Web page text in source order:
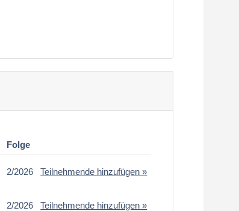
Folge
2/2026 Teilnehmende hinzufügen
2/2026 Teilnehmende hinzufügen